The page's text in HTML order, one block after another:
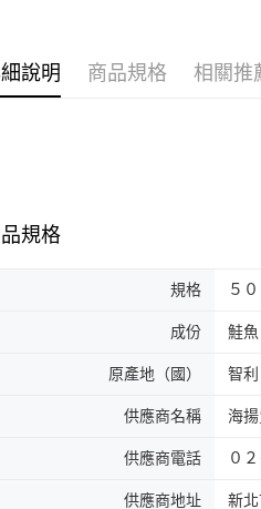
說明 商品規格 相關推
規格
規格 ５
成份 鮭魚
原產地（國） 智利
供應商名稱 海
供應商電話 ０
供應商地址 新